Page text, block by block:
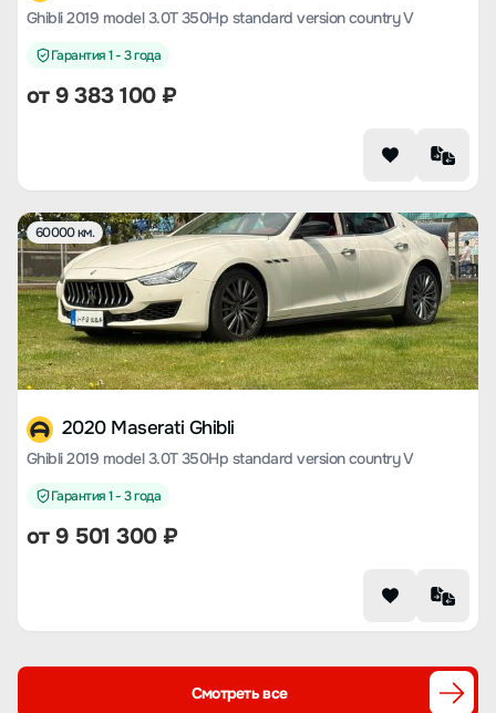
Ghibli 2019 model 3.0T 350Hp standard version country V
Гарантия 1 - 3 года
от9 383 100₽
60000 км.
2020 Maserati Ghibli
Ghibli 2019 model 3.0T 350Hp standard version country V
Гарантия 1 - 3 года
от9 501 300₽
Смотреть все